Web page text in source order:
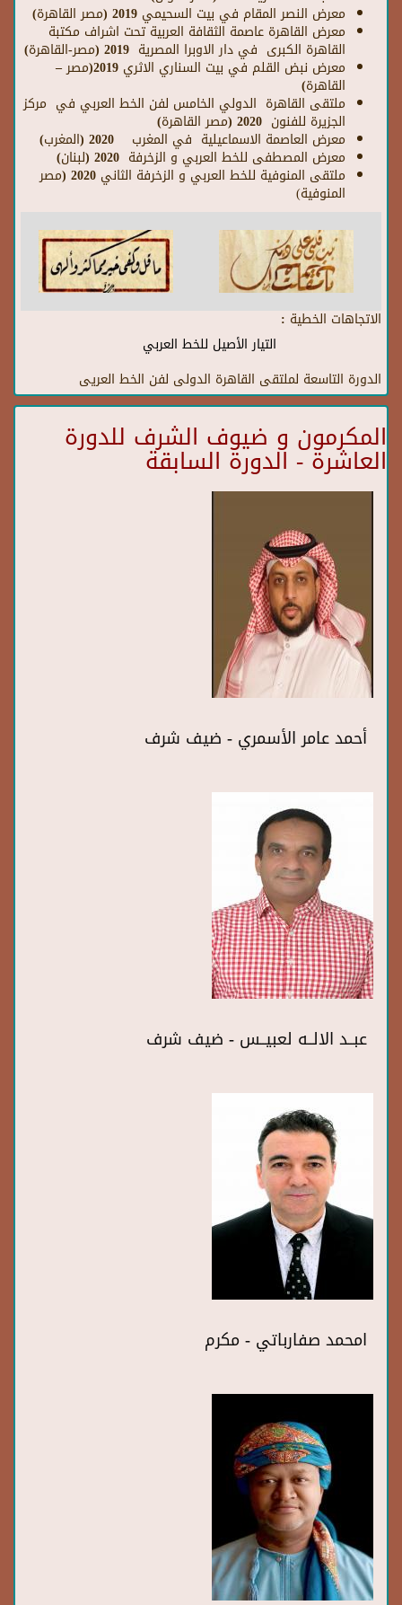
معرض النصر المقام في بيت السحيمي 2019 (مصر القاهرة)
معرض القاهرة عاصمة الثقافة العربية تحت اشراف مكتبة
القاهرة الكبرى في دار الاوبرا المصرية 2019 (مصر-القاهرة)
معرض نبض القلم في بيت السناري الاثري 2019(مصر –
القاهرة)
ملتقى القاهرة الدولي الخامس لفن الخط العربي في مركز
الجزيرة للفنون 2020 (مصر القاهرة)
معرض العاصمة الاسماعيلية في المغرب 2020 (المغرب)
معرض المصطفى للخط العربي و الزخرفة 2020 (لبنان)
ملتقى المنوفية للخط العربي و الزخرفة الثاني 2020 (مصر
المنوفية)
الاتجاهات الخطية :
التيار الأصيل للخط العربي
الدورة التاسعة لملتقى القاهرة الدولى لفن الخط العريى
المكرمون و ضيوف الشرف للدورة
العاشرة - الدورة السابقة
أحمد عامر الأسمري - ضيف شرف
عبــد الالــه لعبيــس - ضيف شرف
امحمد صفارباتي - مكرم